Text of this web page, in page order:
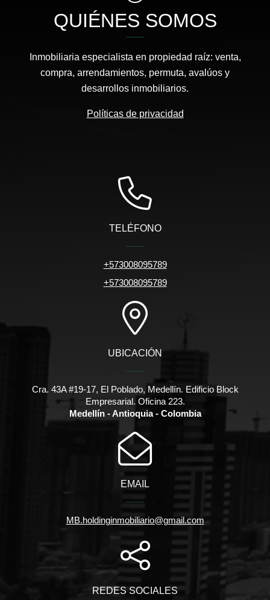
QUIÉNES SOMOS
Inmobiliaria especialista en propiedad raíz: venta,
compra, arrendamientos, permuta, avalúos y
desarrollos inmobiliarios.
Políticas de privacidad
TELÉFONO
+573008095789
+573008095789
UBICACIÓN
Cra. 43A #19-17, El Poblado, Medellín. Edificio Block
Empresarial. Oficina 223.
Medellín - Antioquia - Colombia
EMAIL
MB.holdinginmobiliario@gmail.com
REDES SOCIALES